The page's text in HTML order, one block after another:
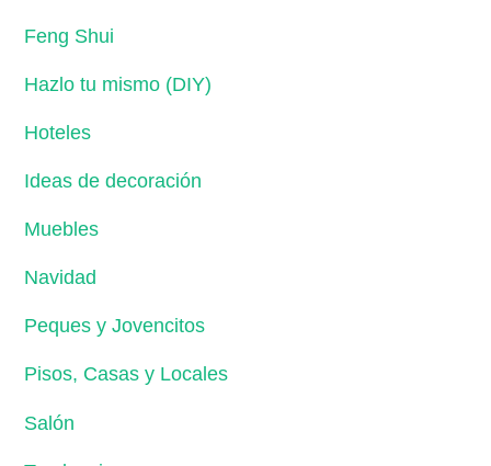
Feng Shui
Hazlo tu mismo (DIY)
Hoteles
Ideas de decoración
Muebles
Navidad
Peques y Jovencitos
Pisos, Casas y Locales
Salón